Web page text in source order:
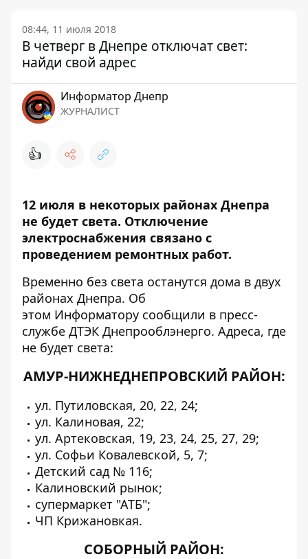
08:44, 11 июля 2018
В четверг в Днепре отключат свет:
найди свой адрес
Информатор Днепр
ЖУРНАЛИСТ
👍
12 июля в некоторых районах Днепра
не будет света. Отключение
электроснабжения связано с
проведением ремонтных работ.
Временно без света останутся дома в двух
районах Днепра. Об
этом Информатору сообщили в пресс-
службе ДТЭК Днепрооблэнерго. Адреса, где
не будет света:
АМУР-НИЖНЕДНЕПРОВСКИЙ РАЙОН:
ул. Путиловская, 20, 22, 24;
ул. Калиновая, 22;
ул. Артековская, 19, 23, 24, 25, 27, 29;
ул. Софьи Ковалевской, 5, 7;
Детский сад № 116;
Калиновский рынок;
супермаркет "АТБ";
ЧП Крижановкая.
СОБОРНЫЙ РАЙОН: